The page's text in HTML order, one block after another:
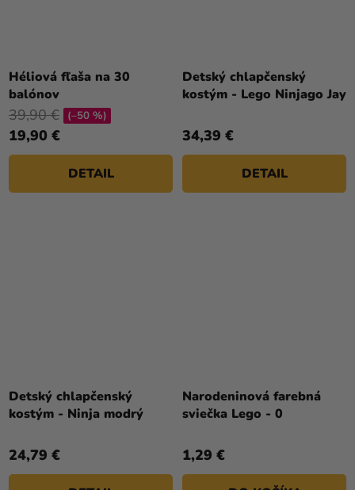
Héliová fľaša na 30
balónov
19,90 €
39,90 € (–50 %)
DETAIL
Detský chlapčenský
kostým - Lego Ninjago Jay
34,39 €
DETAIL
Detský chlapčenský
kostým - Ninja modrý
24,79 €
Narodeninová farebná
sviečka Lego - 0
1,29 €